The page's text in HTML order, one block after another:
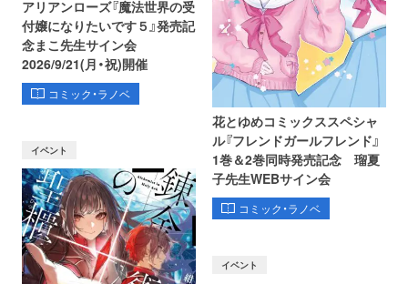
アリアンローズ『魔法世界の受
付嬢になりたいです５』発売記
念まこ先生サイン会
2026/9/21(月・祝)開催
コミック・ラノベ
花とゆめコミックススペシャ
ル『フレンドガールフレンド』
1巻＆2巻同時発売記念 瑠夏
子先生WEBサイン会
コミック・ラノベ
イベント
イベント